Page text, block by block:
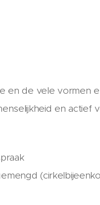
en de vele vormen
en actief